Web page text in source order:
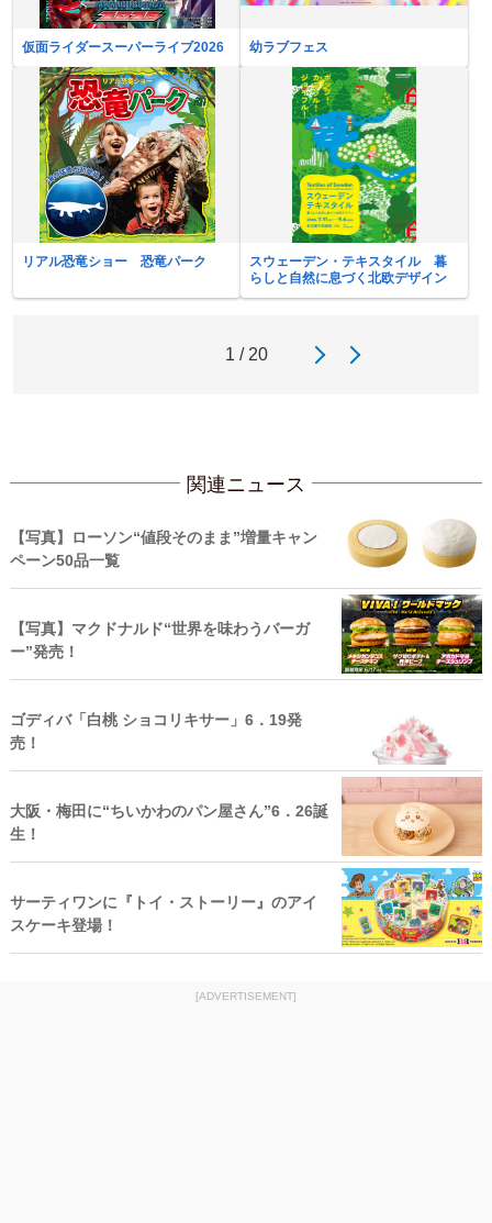
仮面ライダースーパーライブ2026 幼ラブフェス
リアル恐竜ショー 恐竜パーク
スウェーデン・テキスタイル 暮
らしと自然に息づく北欧デザイン
1 / 20
関連ニュース
【写真】ローソン“値段そのまま”増量キャン
ペーン50品一覧
【写真】マクドナルド“世界を味わうバーガ
ー”発売！
ゴディバ「白桃 ショコリキサー」6．19発
売！
大阪・梅田に“ちいかわのパン屋さん”6．26誕
生！
サーティワンに『トイ・ストーリー』のアイ
スケーキ登場！
[ADVERTISEMENT]